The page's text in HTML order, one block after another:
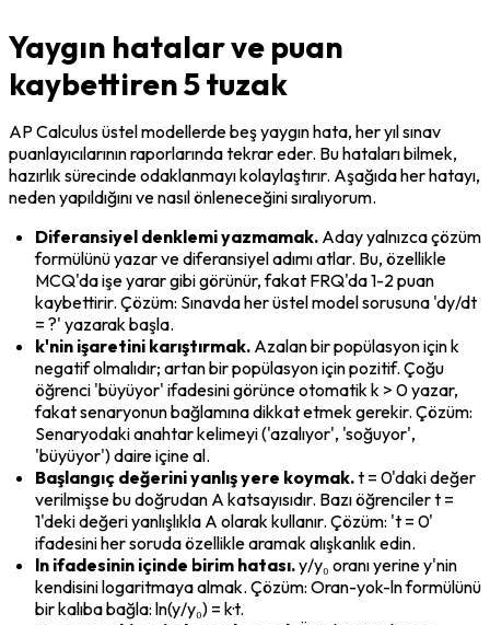
Yaygın hatalar ve puan
kaybettiren 5 tuzak
AP Calculus üstel modellerde beş yaygın hata, her yıl sınav
puanlayıcılarının raporlarında tekrar eder. Bu hataları bilmek,
hazırlık sürecinde odaklanmayı kolaylaştırır. Aşağıda her hatayı,
neden yapıldığını ve nasıl önleneceğini sıralıyorum.
Diferansiyel denklemi yazmamak. Aday yalnızca çözüm
formülünü yazar ve diferansiyel adımı atlar. Bu, özellikle
MCQ'da işe yarar gibi görünür, fakat FRQ'da 1-2 puan
kaybettirir. Çözüm: Sınavda her üstel model sorusuna 'dy/dt
= ?' yazarak başla.
k'nin işaretini karıştırmak. Azalan bir popülasyon için k
negatif olmalıdır; artan bir popülasyon için pozitif. Çoğu
öğrenci 'büyüyor' ifadesini görünce otomatik k > 0 yazar,
fakat senaryonun bağlamına dikkat etmek gerekir. Çözüm:
Senaryodaki anahtar kelimeyi ('azalıyor', 'soğuyor',
'büyüyor') daire içine al.
Başlangıç değerini yanlış yere koymak. t = 0'daki değer
verilmişse bu doğrudan A katsayısıdır. Bazı öğrenciler t =
1'deki değeri yanlışlıkla A olarak kullanır. Çözüm: 't = 0'
ifadesini her soruda özellikle aramak alışkanlık edin.
ln ifadesinin içinde birim hatası. y/y₀ oranı yerine y'nin
kendisini logaritmaya almak. Çözüm: Oran-yok-ln formülünü
bir kalıba bağla: ln(y/y₀) = k·t.